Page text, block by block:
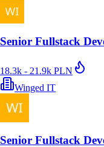
Senior Fullstack
18.3k - 21.9k PLN
Winged IT
Senior Fullstack